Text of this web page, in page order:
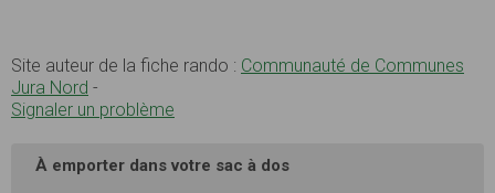
Site auteur de la fiche rando : Communauté de Communes
Jura Nord -
Signaler un problème
À emporter dans votre sac à dos